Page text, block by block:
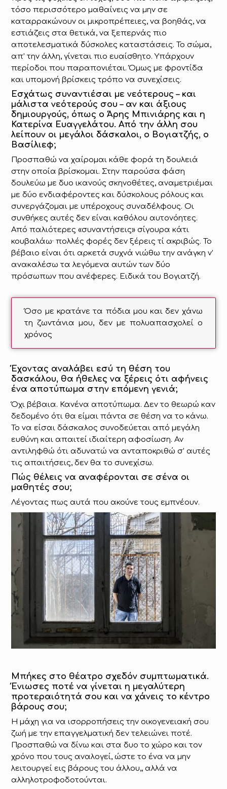
τόσο περισσότερο μαθαίνεις να μην σε
καταρρακώνουν οι μικροπρέπειες, να βοηθάς, να
εστιάζεις στα θετικά, να ξεπερνάς πιο
αποτελεσματικά δύσκολες καταστάσεις. Το σώμα,
απ’ την άλλη, γίνεται πιο ευαίσθητο. Υπάρχουν
περίοδοι που παραπονιέται. Όμως με φροντίδα
και υπομονή βρίσκεις τρόπο να συνεχίσεις.
Εσχάτως συναντιέσαι με νεότερους – και
μάλιστα νεότερούς σου – αν και άξιους
δημιουργούς, όπως ο Άρης Μπινιάρης και η
Κατερίνα Ευαγγελάτου. Από την άλλη σου
λείπουν οι μεγάλοι δάσκαλοι, ο Βογιατζής, ο
Βασίλιεφ;
Προσπαθώ να χαίρομαι κάθε φορά τη δουλειά
στην οποία βρίσκομαι. Στην παρούσα φάση
δουλεύω με δυο ικανούς σκηνοθέτες, αναμετριέμαι
με δύο ενδιαφέροντες και δύσκολους ρόλους και
συνεργάζομαι με υπέροχους συναδέλφους. Οι
συνθήκες αυτές δεν είναι καθόλου αυτονόητες.
Από παλιότερες «συναντήσεις» σίγουρα κάτι
κουβαλάω· πολλές φορές δεν ξέρεις τί ακριβώς. Το
βέβαιο είναι ότι αρκετά συχνά νιώθω την ανάγκη ν’
ανακαλέσω τα λεγόμενα αυτών των δύο
πρόσωπων που ανέφερες. Ειδικά του Βογιατζή.
Όσο με κρατάνε τα πόδια μου και δεν χάνω
τη ζωντάνια μου, δεν με πολυαπασχολεί ο
χρόνος
Έχοντας αναλάβει εσύ τη θέση του
δασκάλου, θα ήθελες να ξέρεις ότι αφήνεις
ένα αποτύπωμα στην επόμενη γενιά;
Όχι βέβαια. Κανένα αποτύπωμα. Δεν το θεωρώ καν
δεδομένο ότι θα είμαι πάντα σε θέση να το κάνω.
Το να είσαι δάσκαλος συνοδεύεται από μεγάλη
ευθύνη και απαιτεί ιδιαίτερη αφοσίωση. Αν
αντιληφθώ ότι αδυνατώ να ανταποκριθώ σ’ αυτές
τις απαιτήσεις, δεν θα το συνεχίσω.
Πώς θέλεις να αναφέρονται σε σένα οι
μαθητές σου;
Λέγοντας πως αυτά που ακούνε τους εμπνέουν.
Μπήκες στο θέατρο σχεδόν συμπτωματικά.
Ένιωσες ποτέ να γίνεται η μεγαλύτερη
προτεραιότητά σου και να χάνεις το κέντρο
βάρους σου;
Η μάχη για να ισορροπήσεις την οικογενειακή σου
ζωή με την επαγγελματική δεν τελειώνει ποτέ.
Προσπαθώ να δίνω και στα δυο το χώρο και τον
χρόνο που τους αναλογεί, ώστε το ένα να μην
λειτουργεί εις βάρους του άλλου,, αλλά να
αλληλοτροφοδοτούνται.